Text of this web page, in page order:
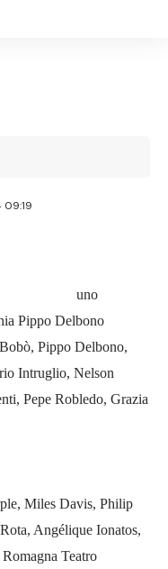
09:19
uno
Pippo Delbono
Pippo Delbono,
Intruglio, Nelson
Pepe Robledo, Grazia
Miles Davis, Philip
Angélique Ionatos,
Teatro